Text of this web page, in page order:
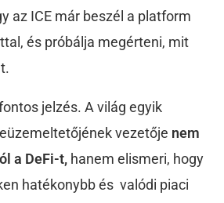
az ICE már beszél a platform
és próbálja megérteni, mit
jelzés. A világ egyik
vezetője nem
a DeFi-t, hanem elismeri, hogy
hatékonybb és valódi piaci